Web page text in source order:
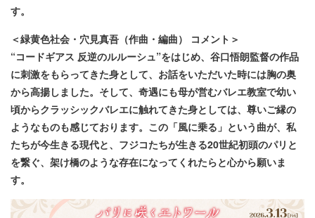
す。
＜緑黄色社会・穴見真吾（作曲・編曲） コメント＞
“コードギアス 反逆のルルーシュ”をはじめ、谷口悟朗監督の作品
に刺激をもらってきた身として、お話をいただいた時には胸の奥
から高揚しました。そして、奇遇にも母が営むバレエ教室で幼い
頃からクラッシックバレエに触れてきた身としては、尊いご縁の
ようなものも感じております。この「風に乗る」という曲が、私
たちが今生きる現代と、フジコたちが生きる20世紀初頭のパリと
を繋ぐ、架け橋のような存在になってくれたらと心から願いま
す。